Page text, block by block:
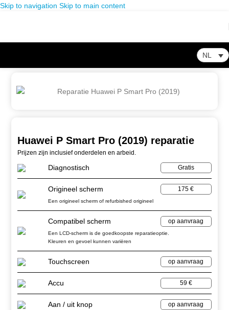
Skip to navigation Skip to main content
NL
Huawei P Smart Pro (2019) reparatie
Prijzen zijn inclusief onderdelen en arbeid.
Diagnostisch Gratis
Origineel scherm 175 €
Een origineel scherm of refurbished origineel
Compatibel scherm op aanvraag
Een LCD-scherm is de goedkoopste reparatieoptie.
Kleuren en gevoel kunnen variëren
Touchscreen op aanvraag
Accu 59 €
Aan / uit knop op aanvraag